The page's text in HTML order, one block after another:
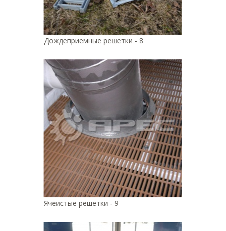
Дождеприемные решетки - 8
Ячеистые решетки - 9